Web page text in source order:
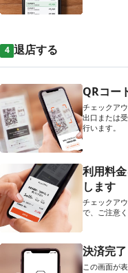
4 退店する
QRコー
チェックア
出口または
行います。
利用料
します
チェックア
で、ご注意く
決済完了
この画面が